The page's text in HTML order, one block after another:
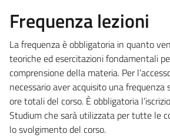
Frequenza lezioni
La frequenza è obbligatoria in quanto
teoriche ed esercitazioni fondamentali
comprensione della materia. Per
necessario aver acquisito una frequenza
ore totali del corso. È obbligatoria
Studium che sarà utilizzata per tutte le
lo svolgimento del corso.